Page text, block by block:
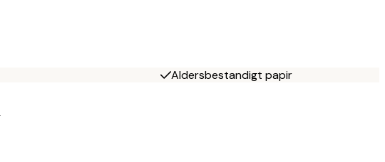
Aldersbestandigt papir